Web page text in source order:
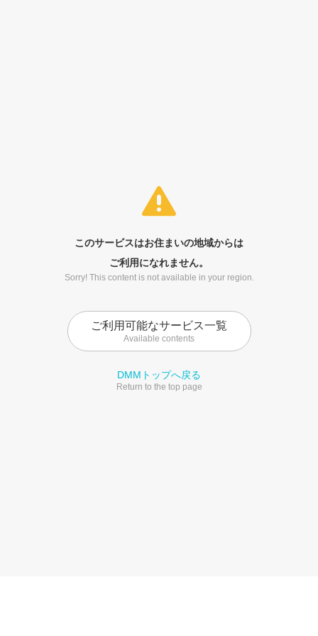
このサービスはお住まいの地域からは
ご利用になれません。
Sorry! This content is not available in your region.
ご利用可能なサービス一覧
Available contents
DMMトップへ戻る
Return to the top page